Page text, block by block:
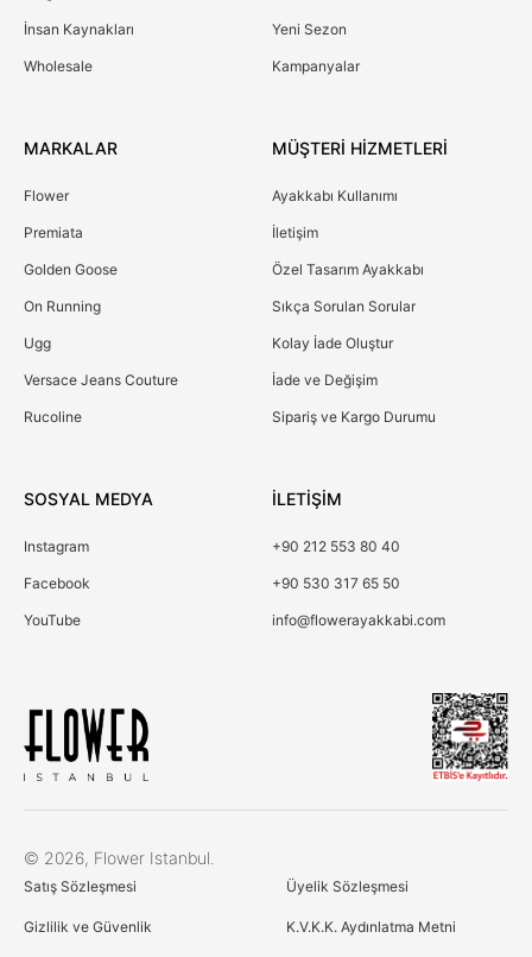
İnsan Kaynakları
Wholesale
Yeni Sezon
Kampanyalar
MARKALAR
Flower
Premiata
Golden Goose
On Running
Ugg
Versace Jeans Couture
Rucoline
MÜŞTERİ HİZMETLERİ
Ayakkabı Kullanımı
İletişim
Özel Tasarım Ayakkabı
Sıkça Sorulan Sorular
Kolay İade Oluştur
İade ve Değişim
Sipariş ve Kargo Durumu
SOSYAL MEDYA
Instagram
Facebook
YouTube
İLETİŞİM
+90 212 553 80 40
+90 530 317 65 50
info@flowerayakkabi.com
© 2026, Flower Istanbul.
Satış Sözleşmesi Üyelik Sözleşmesi
Gizlilik ve Güvenlik K.V.K.K. Aydınlatma Metni
Çerez Kullanımı
Birinci ve üçüncü kişi çerezlerini analiz amacıyla,
bağlantılı reklamlar göstermek için kullanıyoruz. Daha fazla